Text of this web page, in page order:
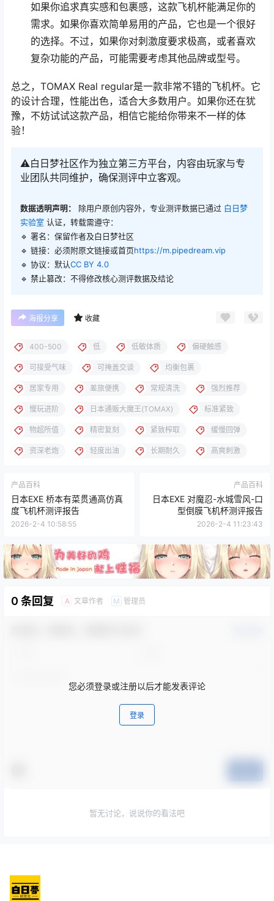
如果你追求真实感和包裹感，这款飞机杯能满足你的
需求。如果你喜欢简单易用的产品，它也是一个很好
的选择。不过，如果你对刺激度要求极高，或者喜欢
复杂功能的产品，可能需要考虑其他品牌或型号。
总之，TOMAX Real regular是一款非常不错的飞机杯。它
的设计合理，性能出色，适合大多数用户。如果你还在犹
豫，不妨试试这款产品，相信它能给你带来不一样的体
验！
⚠️白日梦社区作为独立第三方平台，内容由玩家与专
业团队共同维护，确保测评中立客观。
数据透明声明： 除用户原创内容外，专业测评数据已通过 白日梦
实验室 认证，转载需遵守：
🔹 署名：保留作者及白日梦社区
🔹 链接：必须附原文链接或首页https://m.pipedream.vip
🔹 协议：默认CC BY 4.0
🔹 禁止篡改：不得修改核心测评数据及结论
海报分享 收藏
400-500 低 低敏体质 偏硬触感
可接受气味 可掩盖交谈 均衡包裹
居家专用 差旅便携 常规清洗 强烈推荐
慢玩进阶 日本通贩大魔王(TOMAX) 标准紧致
物超所值 精密复刻 紧致榨取 缓慢回弹
资深老炮 轻度出油 长期耐久 高爽刺激
产品百科
日本EXE 桥本有菜贯通高仿真
度飞机杯测评报告
2026-2-4 10:58:55
产品百科
日本EXE 对魔忍-水城雪风-口
型倒膜飞机杯测评报告
2026-2-4 11:23:43
0 条回复 A 文章作者 M 管理员
您必须登录或注册以后才能发表评论
登录
暂无讨论，说说你的看法吧